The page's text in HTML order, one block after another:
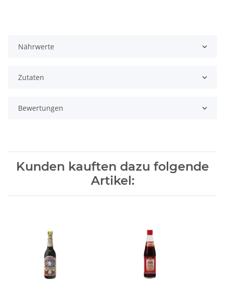
Nährwerte
Zutaten
Bewertungen
Kunden kauften dazu folgende
Artikel: